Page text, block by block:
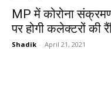
MP में कोरोना
पर होगी कलेक्टरों की
Shadik - April 21, 2021